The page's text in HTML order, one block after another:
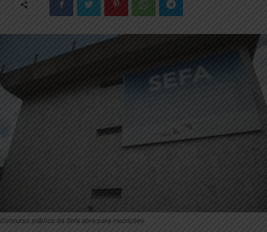
Concurso público da Sefa abre para inscrições